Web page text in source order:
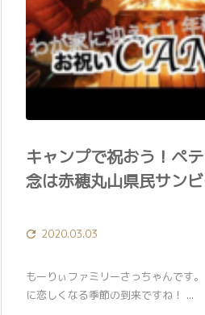
キャンプで祝おう！ペ
念は赤穂丸山県民サン
 2020.03.03
もーりぃファミリーさっちゃんです
に恋しくなる季節の到来ですね！ ...